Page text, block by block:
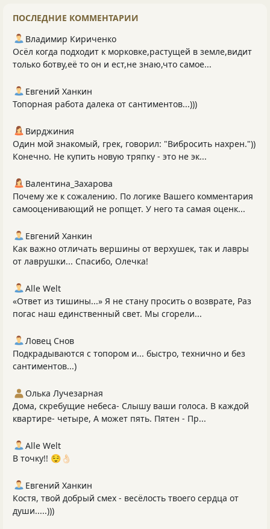
ПОСЛЕДНИЕ КОММЕНТАРИИ
Владимир Кириченко
Осёл когда подходит к морковке,растущей в земле,видит
только ботву,её то он и ест,не знаю,что самое...
Евгений Ханкин
Топорная работа далека от сантиментов...)))
Вирджиния
Один мой знакомый, грек, говорил: "Вибросить нахрен."))
Конечно. Не купить новую тряпку - это не эк...
Валентина_Захарова
Почему же к сожалению. По логике Вашего комментария
самооценивающий не ропщет. У него та самая оценк...
Евгений Ханкин
Как важно отличать вершины от верхушек, так и лавры
от лаврушки... Спасибо, Олечка!
Alle Welt
«Ответ из тишины...» Я не стану просить о возврате, Раз
погас наш единственный свет. Мы сгорели...
Ловец Снов
Подкрадываются с топором и... быстро, технично и без
сантиментов...)
Олька Лучезарная
Дома, скребущие небеса- Слышу ваши голоса. В каждой
квартире- четыре, А может пять. Пятен - Пр...
Alle Welt
В точку!! 😌👌🏻
Евгений Ханкин
Костя, твой добрый смех - весёлость твоего сердца от
души.....)))